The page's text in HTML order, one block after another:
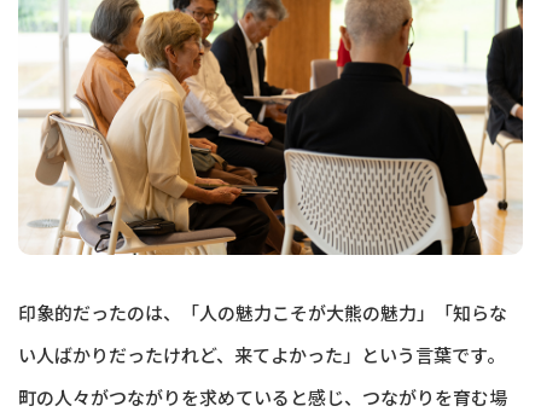
印象的だったのは、「人の魅力こそが大熊の魅力」「知らな
い人ばかりだったけれど、来てよかった」という言葉です。
町の人々がつながりを求めていると感じ、つながりを育む場